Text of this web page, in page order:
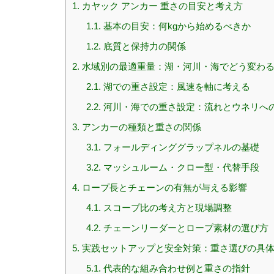
1. カヤック アンカー 重さの目安と考え方
1.1. 基本の目安：何kgから始めるべきか
1.2. 底質と保持力の関係
2. 水域別の最適重量：湖・河川・海でどう変わ
2.1. 湖での重さ設定：風速を軸に考える
2.2. 河川・海での重さ設定：流れとウネリへ
3. アンカーの種類と重さの関係
3.1. フォールディンググラップネルの基礎
3.2. マッシュルーム・クロー型・代替手段
4. ロープ長とチェーンの有無が与える影響
4.1. スコープ比の考え方と現場調整
4.2. チェーンリーダーとロープ素材の選び方
5. 実践セットアップと安全対策：重さ選びの具
5.1. 代表的な組み合わせ例と重さの指針